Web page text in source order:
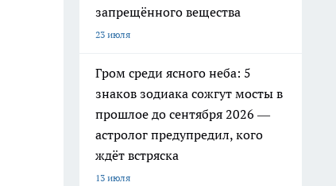
запрещённого вещества
23 июля
Гром среди ясного неба: 5
знаков зодиака сожгут мосты в
прошлое до сентября 2026 —
астролог предупредил, кого
ждёт встряска
13 июля